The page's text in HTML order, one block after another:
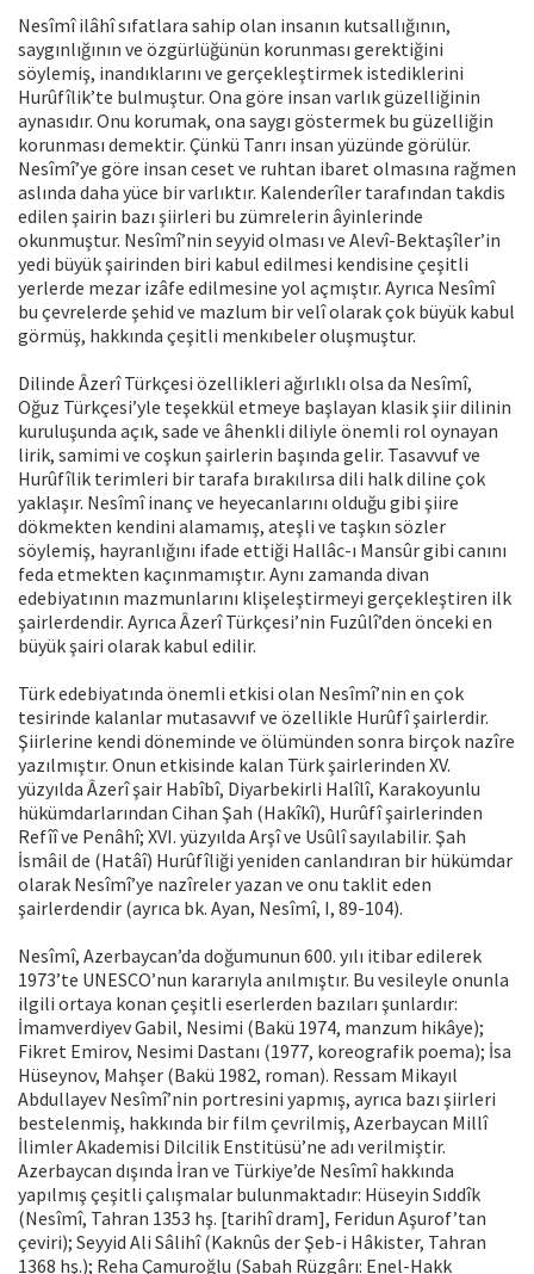
Nesîmî ilâhî sıfatlara sahip olan insanın kutsallığının,
saygınlığının ve özgürlüğünün korunması gerektiğini
söylemiş, inandıklarını ve gerçekleştirmek istediklerini
Hurûfîlik’te bulmuştur. Ona göre insan varlık güzelliğinin
aynasıdır. Onu korumak, ona saygı göstermek bu güzelliğin
korunması demektir. Çünkü Tanrı insan yüzünde görülür.
Nesîmî’ye göre insan ceset ve ruhtan ibaret olmasına rağmen
aslında daha yüce bir varlıktır. Kalenderîler tarafından takdis
edilen şairin bazı şiirleri bu zümrelerin âyinlerinde
okunmuştur. Nesîmî’nin seyyid olması ve Alevî-Bektaşîler’in
yedi büyük şairinden biri kabul edilmesi kendisine çeşitli
yerlerde mezar izâfe edilmesine yol açmıştır. Ayrıca Nesîmî
bu çevrelerde şehid ve mazlum bir velî olarak çok büyük kabul
görmüş, hakkında çeşitli menkıbeler oluşmuştur.
Dilinde Âzerî Türkçesi özellikleri ağırlıklı olsa da Nesîmî,
Oğuz Türkçesi’yle teşekkül etmeye başlayan klasik şiir dilinin
kuruluşunda açık, sade ve âhenkli diliyle önemli rol oynayan
lirik, samimi ve coşkun şairlerin başında gelir. Tasavvuf ve
Hurûfîlik terimleri bir tarafa bırakılırsa dili halk diline çok
yaklaşır. Nesîmî inanç ve heyecanlarını olduğu gibi şiire
dökmekten kendini alamamış, ateşli ve taşkın sözler
söylemiş, hayranlığını ifade ettiği Hallâc-ı Mansûr gibi canını
feda etmekten kaçınmamıştır. Aynı zamanda divan
edebiyatının mazmunlarını klişeleştirmeyi gerçekleştiren ilk
şairlerdendir. Ayrıca Âzerî Türkçesi’nin Fuzûlî’den önceki en
büyük şairi olarak kabul edilir.
Türk edebiyatında önemli etkisi olan Nesîmî’nin en çok
tesirinde kalanlar mutasavvıf ve özellikle Hurûfî şairlerdir.
Şiirlerine kendi döneminde ve ölümünden sonra birçok nazîre
yazılmıştır. Onun etkisinde kalan Türk şairlerinden XV.
yüzyılda Âzerî şair Habîbî, Diyarbekirli Halîlî, Karakoyunlu
hükümdarlarından Cihan Şah (Hakîkî), Hurûfî şairlerinden
Refîî ve Penâhî; XVI. yüzyılda Arşî ve Usûlî sayılabilir. Şah
İsmâil de (Hatâî) Hurûfîliği yeniden canlandıran bir hükümdar
olarak Nesîmî’ye nazîreler yazan ve onu taklit eden
şairlerdendir (ayrıca bk. Ayan, Nesîmî, I, 89-104).
Nesîmî, Azerbaycan’da doğumunun 600. yılı itibar edilerek
1973’te UNESCO’nun kararıyla anılmıştır. Bu vesileyle onunla
ilgili ortaya konan çeşitli eserlerden bazıları şunlardır:
İmamverdiyev Gabil, Nesimi (Bakü 1974, manzum hikâye);
Fikret Emirov, Nesimi Dastanı (1977, koreografik poema); İsa
Hüseynov, Mahşer (Bakü 1982, roman). Ressam Mikayıl
Abdullayev Nesîmî’nin portresini yapmış, ayrıca bazı şiirleri
bestelenmiş, hakkında bir film çevrilmiş, Azerbaycan Millî
İlimler Akademisi Dilcilik Enstitüsü’ne adı verilmiştir.
Azerbaycan dışında İran ve Türkiye’de Nesîmî hakkında
yapılmış çeşitli çalışmalar bulunmaktadır: Hüseyin Sıddîk
(Nesîmî, Tahran 1353 hş. [tarihî dram], Feridun Aşurof’tan
çeviri); Seyyid Ali Sâlihî (Kaknûs der Şeb-i Hâkister, Tahran
1368 hş.); Reha Çamuroğlu (Sabah Rüzgârı: Enel-Hakk